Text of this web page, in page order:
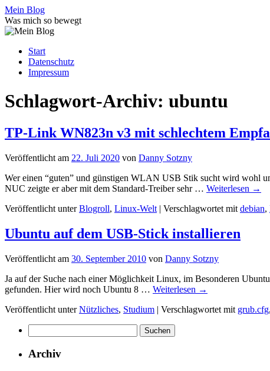
Zum
Inhalt
springen
Mein Blog
Was mich so bewegt
Start
Datenschutz
Impressum
Schlagwort-Archiv: ubuntu
TP-Link WN823n v3 mit schlechtem
Veröffentlicht am 22. Juli 2020 von Danny Sotzny
Wer einen “guten” und günstigen WLAN USB Stik sucht wird wohl
NUC zeigte er aber mit dem Standard-Treiber sehr … Weiterlesen →
Veröffentlicht unter Blogroll, Linux-Welt | Verschlagwortet mit debian,
Ubuntu auf dem USB-Stick installieren
Veröffentlicht am 30. September 2010 von Danny Sotzny
Ja auf der Suche nach einer Möglichkeit Linux, im Besonderen
gefunden. Hier wird noch Ubuntu 8 … Weiterlesen →
Veröffentlicht unter Nützliches, Studium | Verschlagwortet mit grub.cfg,
nach:
Archiv